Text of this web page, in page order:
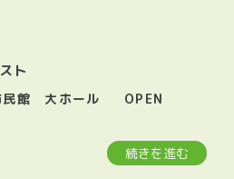
ト
民館 大ホール OPEN
続きを進む